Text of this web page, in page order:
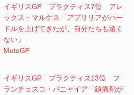
イギリスGP プラクティス7位 アレ
ックス・マルケス「アプリリアがハー
ドルを上げてきたが、自分たちも遠く
ない」
MotoGP
イギリスGP プラクティス13位 フ
ランチェスコ・バニャイア「鎮痛剤が